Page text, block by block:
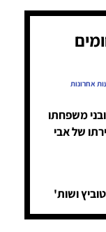
אחרונות
משפחתו
של אבי